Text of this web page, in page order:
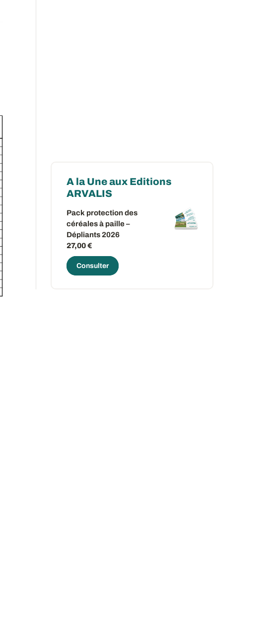
A la Une aux Editions
ARVALIS
Pack protection des
céréales à paille –
Dépliants 2026
27,00 €
Consulter